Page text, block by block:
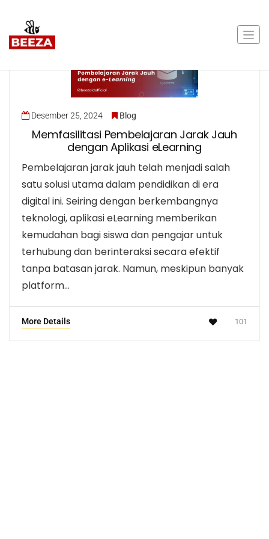
Desember 25, 2024 Blog
Memfasilitasi Pembelajaran Jarak Jauh
dengan Aplikasi eLearning
Pembelajaran jarak jauh telah menjadi salah
satu solusi utama dalam pendidikan di era
digital ini. Seiring dengan berkembangnya
teknologi, aplikasi eLearning memberikan
kemudahan bagi siswa dan pengajar untuk
terhubung dan berinteraksi secara efektif
tanpa batasan jarak. Namun, meskipun banyak
platform…
More Details 101